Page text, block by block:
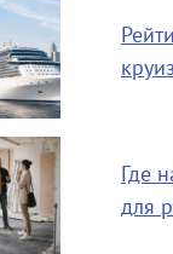
Где
для